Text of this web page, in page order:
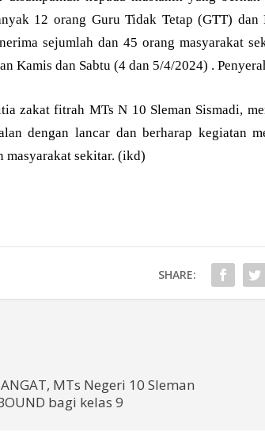
12 orang Guru Tidak Tetap (GTT)
sejumlah dan 45 orang masyarakat
Kamis dan Sabtu (4 dan 5/4/2024) .
zakat fitrah MTs N 10 Sleman Sismadi,
dengan lancar dan berharap kegiatan
masyarakat sekitar. (ikd)
SHARE:
MTs Negeri 10 Sleman
bagi kelas 9